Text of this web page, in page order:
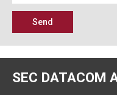
Send
SEC DATACOM